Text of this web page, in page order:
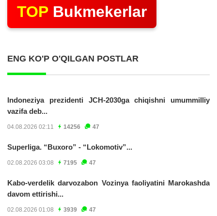
TOP Bukmekerlar
ENG KO'P O'QILGAN POSTLAR
Indoneziya prezidenti JCH-2030ga chiqishni umummilliy
vazifa deb...
04.08.2026 02:11 14256 47
Superliga. “Buxoro” - “Lokomotiv”...
02.08.2026 03:08 7195 47
Kabo-verdelik darvozabon Vozinya faoliyatini Marokashda
davom ettirishi...
02.08.2026 01:08 3939 47